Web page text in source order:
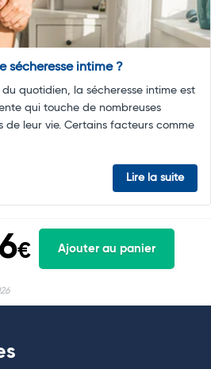
sécheresse intime ?
quotidien, la sécheresse intime est
qui touche de nombreuses
de leur vie. Certains facteurs comme
Lire la suite
€ Ajouter au panier